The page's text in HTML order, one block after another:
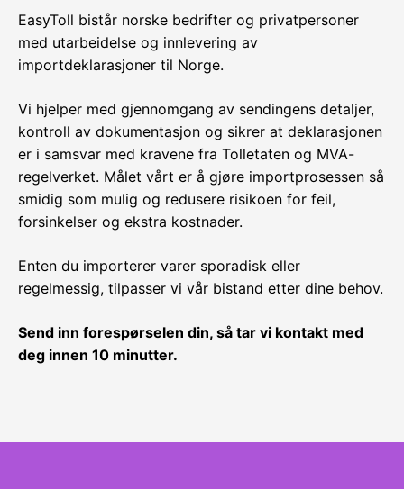
EasyToll bistår norske bedrifter og privatpersoner
med utarbeidelse og innlevering av
importdeklarasjoner til Norge.
Vi hjelper med gjennomgang av sendingens detaljer,
kontroll av dokumentasjon og sikrer at deklarasjonen
er i samsvar med kravene fra Tolletaten og MVA-
regelverket. Målet vårt er å gjøre importprosessen så
smidig som mulig og redusere risikoen for feil,
forsinkelser og ekstra kostnader.
Enten du importerer varer sporadisk eller
regelmessig, tilpasser vi vår bistand etter dine behov.
Send inn forespørselen din, så tar vi kontakt med
deg innen 10 minutter.